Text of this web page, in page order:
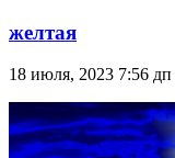
желтая
18 июля, 2023 7:56 дп